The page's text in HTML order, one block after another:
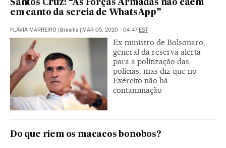
Santos Cruz: “As Forças Armadas não caem
em canto da sereia de WhatsApp”
FLÁVIA MARREIRO Brasília MAR 05, 2020 - 04:47 EST
Ex-ministro de Bolsonaro,
general da reserva alerta
para a politização das
polícias, mas diz que no
Exército não há
contaminação
Do que riem os macacos bonobos?